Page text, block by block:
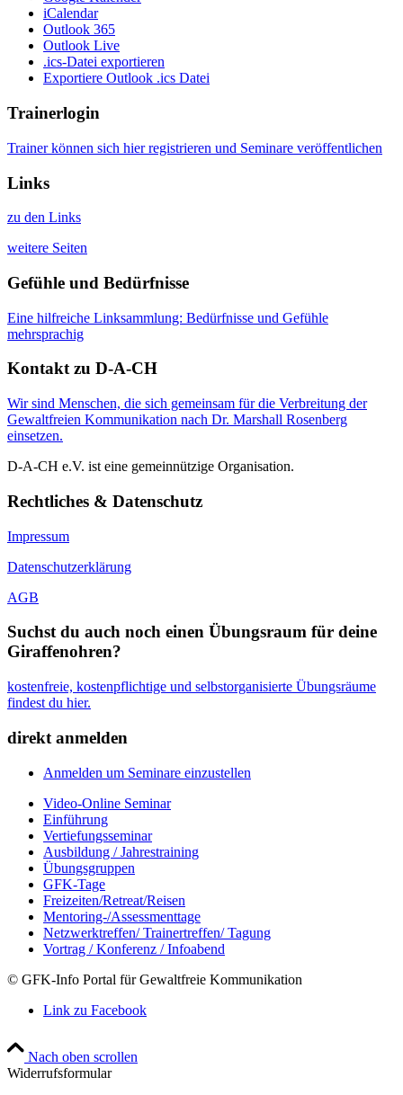
iCalendar
Outlook 365
Outlook Live
.ics-Datei exportieren
Exportiere Outlook .ics Datei
Trainerlogin
Trainer können sich hier registrieren und Seminare veröffentlichen
Links
zu den Links
weitere Seiten
Gefühle und Bedürfnisse
Eine hilfreiche Linksammlung: Bedürfnisse und Gefühle
mehrsprachig
Kontakt zu D-A-CH
Wir sind Menschen, die sich gemeinsam für die Verbreitung der
Gewaltfreien Kommunikation nach Dr. Marshall Rosenberg
einsetzen.
D-A-CH e.V. ist eine gemeinnützige Organisation.
Rechtliches & Datenschutz
Impressum
Datenschutzerklärung
AGB
Suchst du auch noch einen Übungsraum für deine
Giraffenohren?
kostenfreie, kostenpflichtige und selbstorganisierte Übungsräume
findest du hier.
direkt anmelden
Anmelden um Seminare einzustellen
Video-Online Seminar
Einführung
Vertiefungsseminar
Ausbildung / Jahrestraining
Übungsgruppen
GFK-Tage
Freizeiten/Retreat/Reisen
Mentoring-/Assessmenttage
Netzwerktreffen/ Trainertreffen/ Tagung
Vortrag / Konferenz / Infoabend
© GFK-Info Portal für Gewaltfreie Kommunikation
Link zu Facebook
Nach oben scrollen
Widerrufsformular